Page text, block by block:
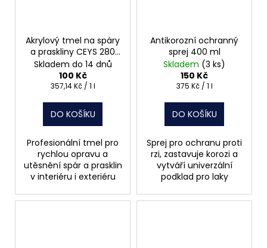
Akrylový tmel na spáry
a praskliny CEYS 280
ml
Skladem do 14 dnů
100 Kč
Měrná
357,14 Kč / 1 l
DO KOŠÍKU
Profesionální tmel pro
rychlou opravu a
utěsnění spár a prasklin
v interiéru i exteriéru
Antikorozní ochranný
sprej 400 ml
Skladem (3 ks)
150 Kč
Měrná
375 Kč / 1 l
DO KOŠÍKU
Sprej pro ochranu proti
rzi, zastavuje korozi a
vytváří univerzální
podklad pro laky